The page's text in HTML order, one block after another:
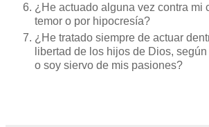
¿He actuado alguna vez contra mi
temor o por hipocresía?
¿He tratado siempre de actuar
libertad de los hijos de Dios,
o soy siervo de mis pasiones?